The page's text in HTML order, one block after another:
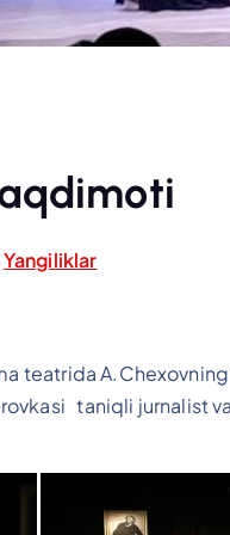
Yangiliklar
teatrida
taniqli jurnalist